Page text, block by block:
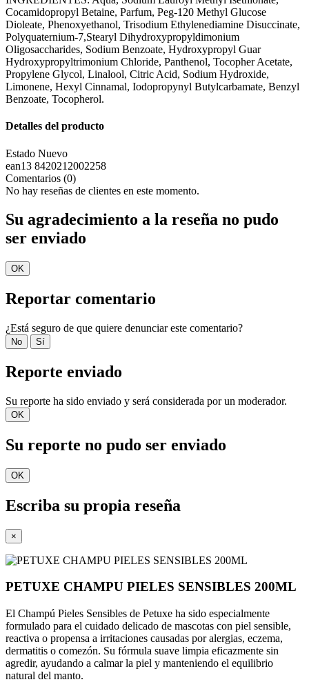
Cocamidopropyl Betaine, Parfum, Peg-120 Methyl Glucose
Dioleate, Phenoxyethanol, Trisodium Ethylenediamine Disuccinate,
Polyquaternium-7,Stearyl Dihydroxypropyldimonium
Oligosaccharides, Sodium Benzoate, Hydroxypropyl Guar
Hydroxypropyltrimonium Chloride, Panthenol, Tocopher Acetate,
Propylene Glycol, Linalool, Citric Acid, Sodium Hydroxide,
Limonene, Hexyl Cinnamal, Iodopropynyl Butylcarbamate, Benzyl
Benzoate, Tocopherol.
Detalles del producto
Estado Nuevo
ean13 8420212002258
Comentarios (0)
No hay reseñas de clientes en este momento.
Su agradecimiento a la reseña no pudo
ser enviado
OK
Reportar comentario
¿Está seguro de que quiere denunciar este comentario?
No Sí
Reporte enviado
Su reporte ha sido enviado y será considerada por un moderador.
OK
Su reporte no pudo ser enviado
OK
Escriba su propia reseña
×
PETUXE CHAMPU PIELES SENSIBLES 200ML
El Champú Pieles Sensibles de Petuxe ha sido especialmente
formulado para el cuidado delicado de mascotas con piel sensible,
reactiva o propensa a irritaciones causadas por alergias, eczema,
dermatitis o comezón. Su fórmula suave limpia eficazmente sin
agredir, ayudando a calmar la piel y manteniendo el equilibrio
natural del manto.